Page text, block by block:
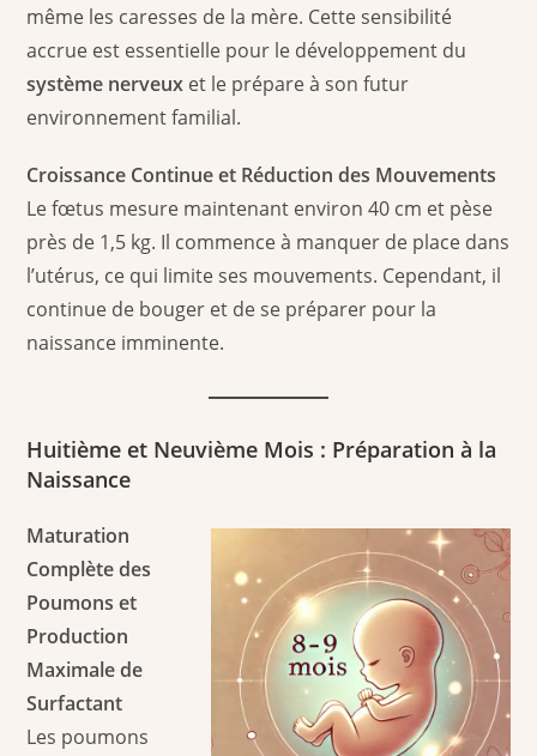
même les caresses de la mère. Cette sensibilité
accrue est essentielle pour le développement du
système nerveux et le prépare à son futur
environnement familial.
Croissance Continue et Réduction des Mouvements
Le fœtus mesure maintenant environ 40 cm et pèse
près de 1,5 kg. Il commence à manquer de place dans
l’utérus, ce qui limite ses mouvements. Cependant, il
continue de bouger et de se préparer pour la
naissance imminente.
Huitième et Neuvième Mois : Préparation à la
Naissance
Maturation
Complète des
Poumons et
Production
Maximale de
Surfactant
Les poumons